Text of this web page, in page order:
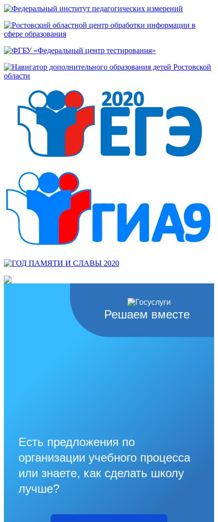
Решаем вместе
Есть предложения по
организации учебного процесса
или знаете, как сделать школу
лучше?